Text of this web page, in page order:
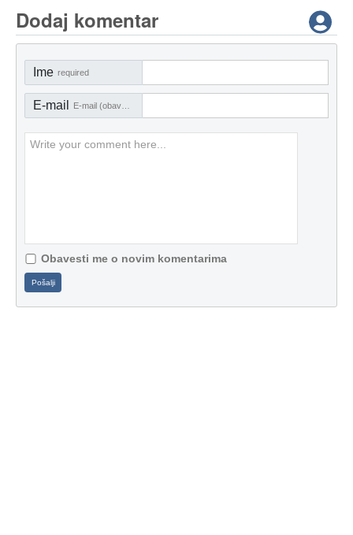
Dodaj komentar
Ime required
E-mail
Obavesti me o novim komentarima
Pošalji